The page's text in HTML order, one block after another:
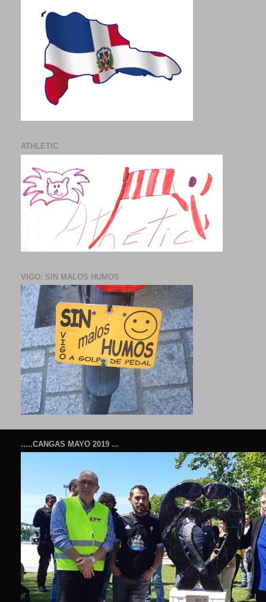
ATHLETIC
VIGO: SIN MALOS HUMOS
.....CANGAS MAYO 2019 ...